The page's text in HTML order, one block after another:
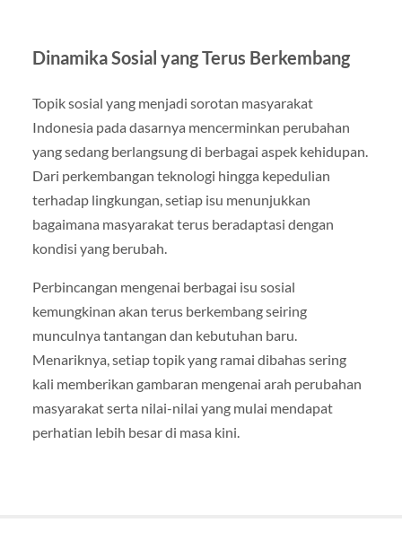
Dinamika Sosial yang Terus Berkembang
Topik sosial yang menjadi sorotan masyarakat
Indonesia pada dasarnya mencerminkan perubahan
yang sedang berlangsung di berbagai aspek kehidupan.
Dari perkembangan teknologi hingga kepedulian
terhadap lingkungan, setiap isu menunjukkan
bagaimana masyarakat terus beradaptasi dengan
kondisi yang berubah.
Perbincangan mengenai berbagai isu sosial
kemungkinan akan terus berkembang seiring
munculnya tantangan dan kebutuhan baru.
Menariknya, setiap topik yang ramai dibahas sering
kali memberikan gambaran mengenai arah perubahan
masyarakat serta nilai-nilai yang mulai mendapat
perhatian lebih besar di masa kini.